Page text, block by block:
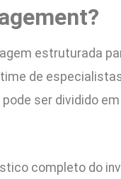
estruturada
de
ser dividido
completo do